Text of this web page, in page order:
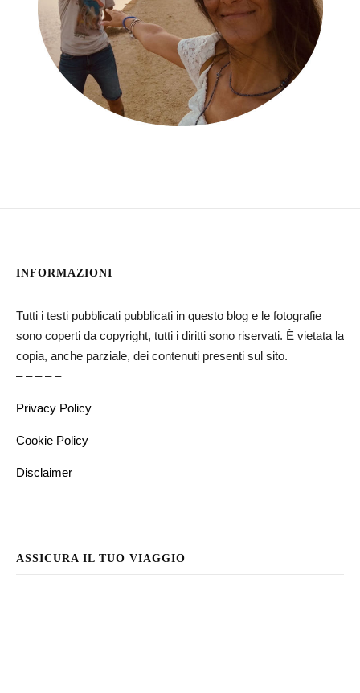
INFORMAZIONI
Tutti i testi pubblicati pubblicati in questo blog e le fotografie
sono coperti da copyright, tutti i diritti sono riservati. È vietata la
copia, anche parziale, dei contenuti presenti sul sito.
– – – – –
Privacy Policy
Cookie Policy
Disclaimer
ASSICURA IL TUO VIAGGIO